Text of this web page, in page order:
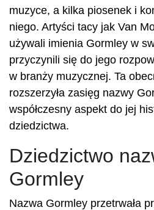
muzyce, a kilka piosenek i
niego. Artyści tacy jak Van
używali imienia Gormley w
przyczynili się do jego
w branży muzycznej. Ta
rozszerzyła zasięg nazwy
współczesny aspekt do jej
dziedzictwa.
Dziedzictwo
Gormley
Nazwa Gormley przetrwała